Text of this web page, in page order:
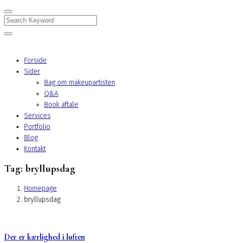
Search
Forside
Sider
Bag om makeupartisten
Q&A
Book aftale
Services
Portfolio
Blog
Kontakt
Tag: bryllupsdag
Homepage
bryllupsdag
Der er kærlighed i luften